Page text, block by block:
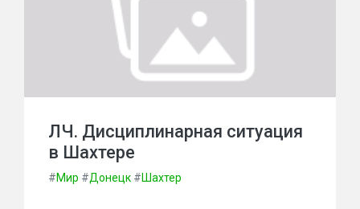
ЛЧ. Дисциплинарная ситуация
в Шахтере
#Мир #Донецк #Шахтер